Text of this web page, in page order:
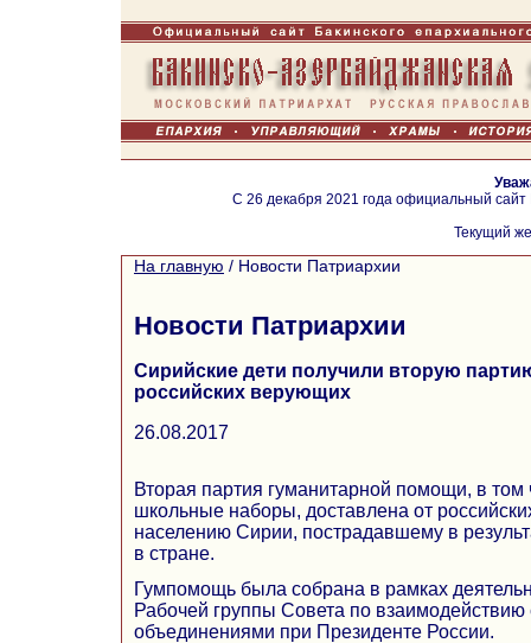
С 26 декабря 2021 года официальный
Текущий
На главную / Новости Патриархии
Новости Патриархии
Сирийские дети получили вторую
российских верующих
26.08.2017
Вторая партия гуманитарной помощи, в том
школьные наборы, доставлена от
населению Сирии, пострадавшему в
в стране.
Гумпомощь была собрана в рамках
Рабочей группы Совета по взаимодействию
объединениями при Президенте России.